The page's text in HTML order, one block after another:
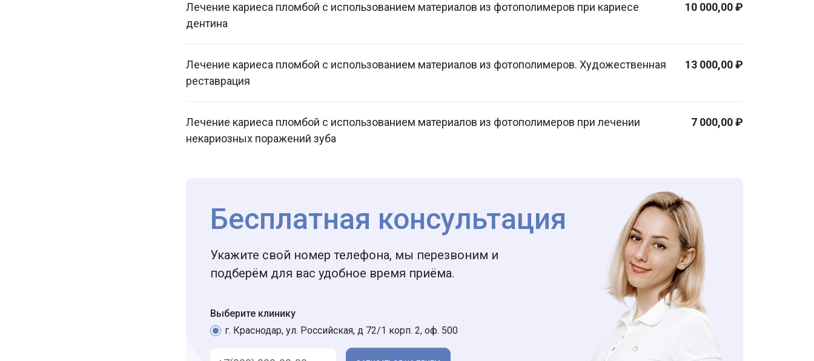
Лечение кариеса пломбой с использованием материалов из фотополимеров при кариесе
дентина
10 000,00 ₽
Лечение кариеса пломбой с использованием материалов из фотополимеров. Художественная
реставрация
13 000,00 ₽
Лечение кариеса пломбой с использованием материалов из фотополимеров при лечении
некариозных поражений зуба
7 000,00 ₽
Бесплатная консультация
Укажите свой номер телефона, мы перезвоним и
подберём для вас удобное время приёма.
Выберите клинику
г. Краснодар, ул. Российская, д 72/1 корп. 2, оф. 500